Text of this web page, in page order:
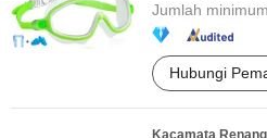
Jumlah
Hubungi
Kacamata Renang